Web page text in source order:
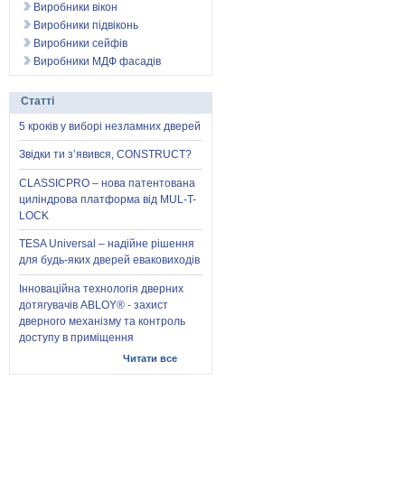
Виробники вікон
Виробники підвіконь
Виробники сейфів
Виробники МДФ фасадів
Статті
5 кроків у виборі незламних дверей
Звідки ти з’явився, CONSTRUCT?
CLASSICPRO – нова патентована
циліндрова платформа від MUL-T-
LOCK
TESA Universal – надійне рішення
для будь-яких дверей еваковиходів
Інноваційна технологія дверних
дотягувачів ABLOY® - захист
дверного механізму та контроль
доступу в приміщення
Читати все